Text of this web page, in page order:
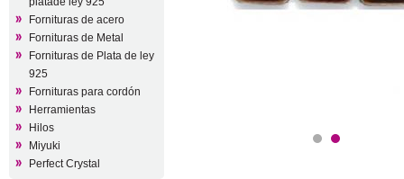
Fornituras de acero
Fornituras de Metal
Fornituras de Plata de ley
925
Fornituras para cordón
Herramientas
Hilos
Miyuki
Perfect Crystal